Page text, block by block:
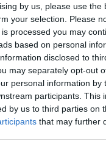
by us, please use the
your selection. Please
processed you may
based on personal
disclosed to
may separately opt-out
personal information by
participants. This
by us to third parties on
that may further
και μόνο για
2019-20 οι
ειδικά μαθήματα
«Γερμανικά»,
2020-21 και μετά
ειδικό μάθημα
ΕΙΔΗΣΕΙΣ ΓΙΑ